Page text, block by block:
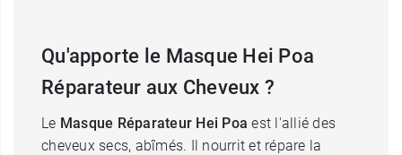
Qu'apporte le Masque Hei Poa
Réparateur aux Cheveux ?
Le Masque Réparateur Hei Poa est l'allié des
cheveux secs, abîmés. Il nourrit et répare la